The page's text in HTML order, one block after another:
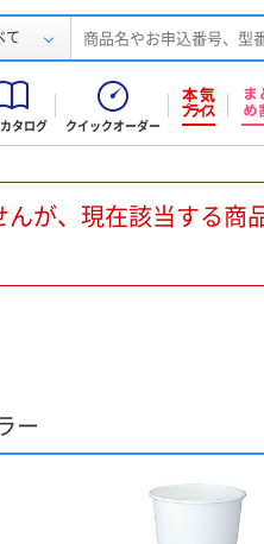
て
タログ クイックオーダー
んが、現在該当する商
ー